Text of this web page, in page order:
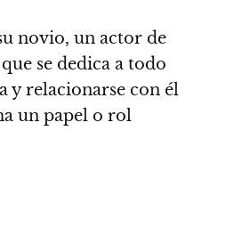
novio, un actor de
se dedica a todo
y relacionarse con él
un papel o rol